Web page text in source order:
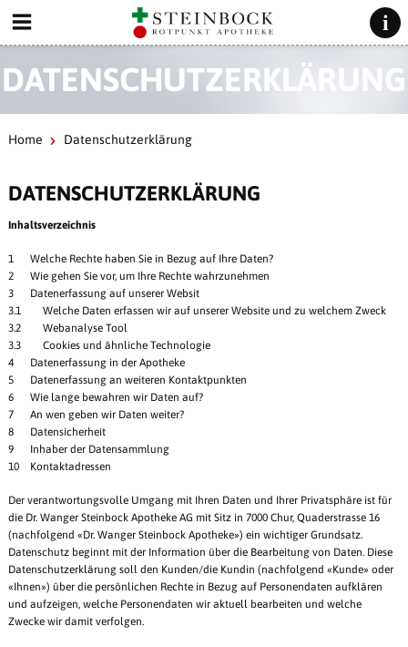
DATENSCHUTZERKLÄRUNG
Home Datenschutzerklärung
DATENSCHUTZERKLÄRUNG
Inhaltsverzeichnis
1 Welche Rechte haben Sie in Bezug auf Ihre Daten?
2 Wie gehen Sie vor, um Ihre Rechte wahrzunehmen
3 Datenerfassung auf unserer Websit
3.1 Welche Daten erfassen wir auf unserer Website und zu welchem Zweck
3.2 Webanalyse Tool
3.3 Cookies und ähnliche Technologie
4 Datenerfassung in der Apotheke
5 Datenerfassung an weiteren Kontaktpunkten
6 Wie lange bewahren wir Daten auf?
7 An wen geben wir Daten weiter?
8 Datensicherheit
9 Inhaber der Datensammlung
10 Kontaktadressen
Der verantwortungsvolle Umgang mit Ihren Daten und Ihrer Privatsphäre ist für
die Dr. Wanger Steinbock Apotheke AG mit Sitz in 7000 Chur, Quaderstrasse 16
(nachfolgend «Dr. Wanger Steinbock Apotheke») ein wichtiger Grundsatz.
Datenschutz beginnt mit der Information über die Bearbeitung von Daten. Diese
Datenschutzerklärung soll den Kunden/die Kundin (nachfolgend «Kunde» oder
«Ihnen») über die persönlichen Rechte in Bezug auf Personendaten aufklären
und aufzeigen, welche Personendaten wir aktuell bearbeiten und welche
Zwecke wir damit verfolgen.